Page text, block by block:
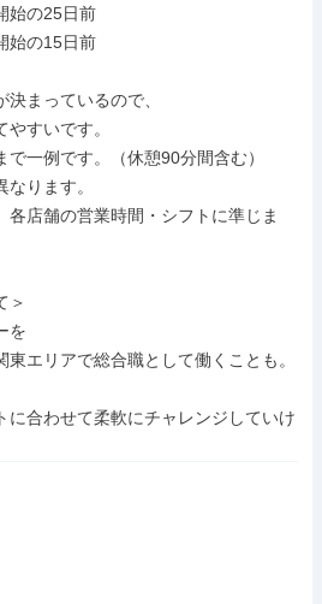
始の25日前
始の15日前
まっているので、
すいです。
一例です。（休憩90分間含む）
ります。
店舗の営業時間・シフトに準じま
＞
を
エリアで総合職として働くことも。
に合わせて柔軟にチャレンジしていけ